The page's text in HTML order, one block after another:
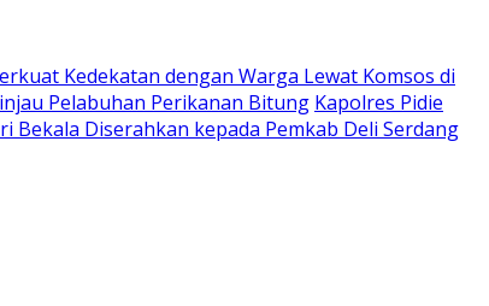
Kedekatan dengan Warga Lewat Komsos di
Pelabuhan Perikanan Bitung ‎‎Kapolres Pidie
Bekala Diserahkan kepada Pemkab Deli Serdang